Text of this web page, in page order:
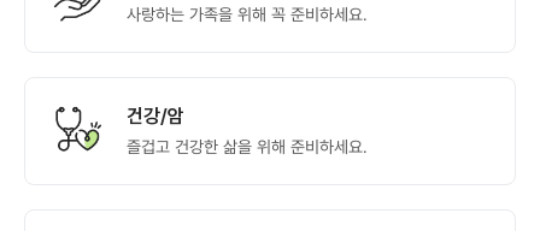
사랑하는 가족을 위해 꼭 준비하세요.
건강/암
즐겁고 건강한 삶을 위해 준비하세요.